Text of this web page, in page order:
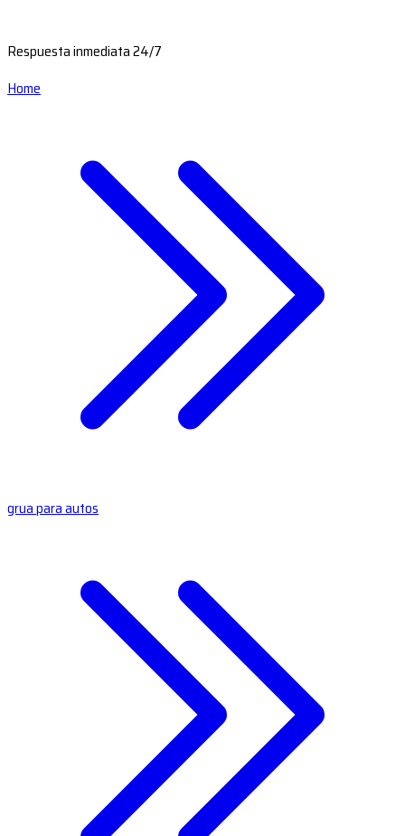
Respuesta inmediata 24/7
Home
grua para autos